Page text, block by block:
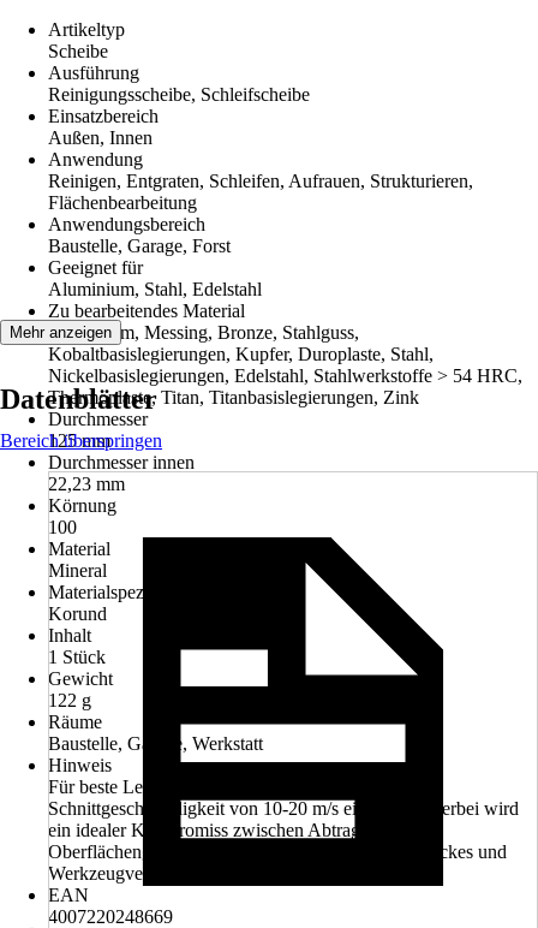
Artikeltyp
Scheibe
Ausführung
Reinigungsscheibe, Schleifscheibe
Einsatzbereich
Außen, Innen
Anwendung
Reinigen, Entgraten, Schleifen, Aufrauen, Strukturieren,
Flächenbearbeitung
Anwendungsbereich
Baustelle, Garage, Forst
Geeignet für
Aluminium, Stahl, Edelstahl
Zu bearbeitendes Material
Aluminium, Messing, Bronze, Stahlguss,
Kobaltbasislegierungen, Kupfer, Duroplaste, Stahl,
Nickelbasislegierungen, Edelstahl, Stahlwerkstoffe > 54 HRC,
Thermoplaste, Titan, Titanbasislegierungen, Zink
Durchmesser
125 mm
Durchmesser innen
22,23 mm
Körnung
100
Material
Mineral
Materialspezifizierung
Korund
Inhalt
1 Stück
Gewicht
122 g
Räume
Baustelle, Garage, Werkstatt
Hinweis
Für beste Leistung bei einer empfohlenen
Schnittgeschwindigkeit von 10-20 m/s einsetzen. Hierbei wird
ein idealer Kompromiss zwischen Abtragsleistung,
Oberflächengüte, Temperaturbelastung des Werkstückes und
Werkzeugverschleiß erreicht.
EAN
4007220248669
Mehr anzeigen
Datenblätter
Bereich überspringen